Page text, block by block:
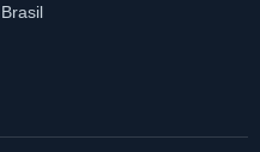
Brasil